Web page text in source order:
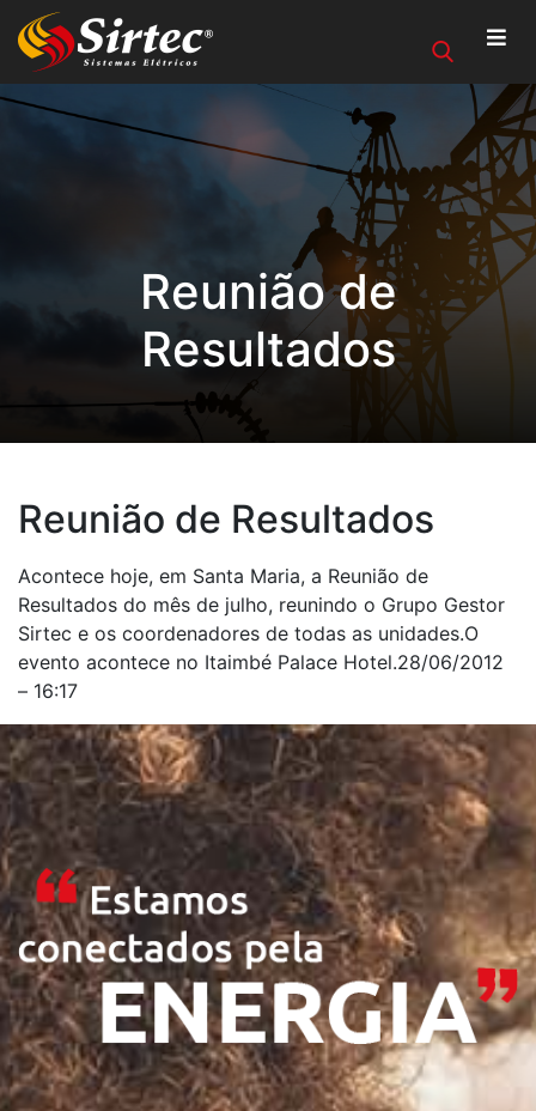
Reunião de
Resultados
Reunião de Resultados
Acontece hoje, em Santa Maria, a Reunião de
Resultados do mês de julho, reunindo o Grupo Gestor
Sirtec e os coordenadores de todas as unidades.O
evento acontece no Itaimbé Palace Hotel.28/06/2012
– 16:17